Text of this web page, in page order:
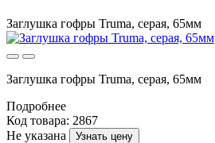
Заглушка гофры Truma, серая, 65мм
Заглушка гофры Truma, серая, 65мм
Подробнее
Код товара: 2867
Не указана
Узнать цену